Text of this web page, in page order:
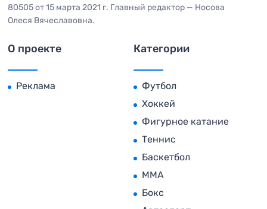
80505 от 15 марта 2021 г. Главный редактор — Носова
Олеся Вячеславовна.
О проекте
Реклама
Категории
Футбол
Хоккей
Фигурное катание
Теннис
Баскетбол
MMA
Бокс